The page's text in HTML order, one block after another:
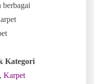
Kategori
, Karpet